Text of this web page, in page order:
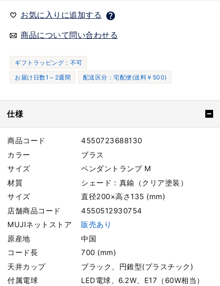
お気に入りに追加する
商品について問い合わせる
ギフトラッピング：不可
お届け日数1～2週間
配送区分：宅配便(送料￥500)
仕様
商品コード
4550723688130
カラー
ブラス
サイズ
ペンダントランプ M
材質
シェード：真鍮（クリア塗装）
サイズ
直径200×高さ135 (mm)
店舗商品コード
4550512930754
MUJIネットストア
販売あり
原産地
中国
コード長
700 (mm)
天井カップ
ブラック、円錐型(プラスチック)
付属電球
LED電球、6.2W、E17（60W相当）